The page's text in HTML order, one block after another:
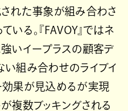
された事象が組み合わさ
いる。『FAVOY』ではネ
強いイープラスの顧客デ
い組み合わせのライブイ
効果が見込めるが実現
複数ブッキングされる